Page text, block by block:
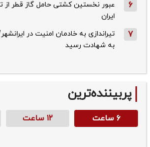
6
عبور نخستین کشتی حامل گاز قطر از
ایران
7
تیراندازی به خادمان امنیت در
به شهادت رسید
پربیننده‌ترین
۶ ساعت ۱۲ ساعت